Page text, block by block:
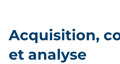
Acquisition,
et analyse